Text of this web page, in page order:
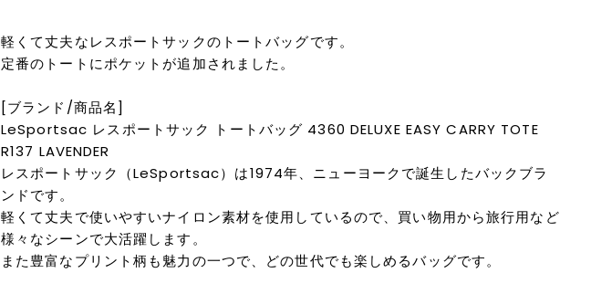
軽くて丈夫なレスポートサックのトートバッグです。
定番のトートにポケットが追加されました。
[ブランド/商品名]
LeSportsac レスポートサック トートバッグ 4360 DELUXE EASY CARRY TOTE
R137 LAVENDER
レスポートサック（LeSportsac）は1974年、ニューヨークで誕生したバックブラ
ンドです。
軽くて丈夫で使いやすいナイロン素材を使用しているので、買い物用から旅行用など
様々なシーンで大活躍します。
また豊富なプリント柄も魅力の一つで、どの世代でも楽しめるバッグです。